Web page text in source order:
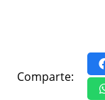
Comparte: